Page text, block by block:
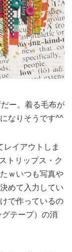
ー。着る毛布が
なりそうです^^
イアウトしま
トリップス・ク
ｗいつも写真や
めて入力してい
で作っているの
テープ）の消